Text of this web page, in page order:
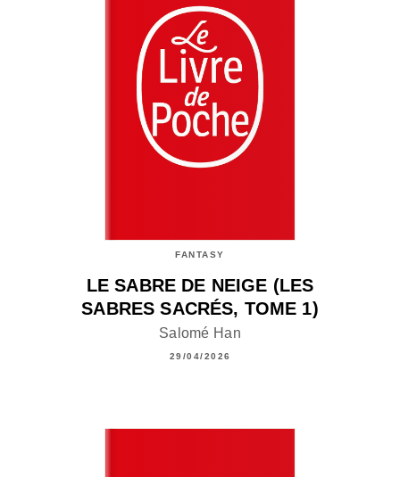
FANTASY
LE SABRE DE NEIGE (LES
SABRES SACRÉS, TOME 1)
Salomé Han
29/04/2026